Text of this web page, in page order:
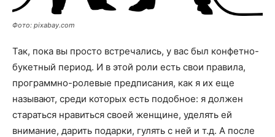
Фото: pixabay.com
Так, пока вы просто встречались, у вас был конфетно-
букетный период. И в этой роли есть свои правила,
программно-ролевые предписания, как я их еще
называют, среди которых есть подобное: я должен
стараться нравиться своей женщине, уделять ей
внимание, дарить подарки, гулять с ней и т.д. А после